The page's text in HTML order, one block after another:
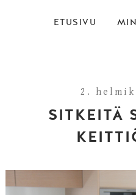
ETUSIVU
2.
SITKEITÄ